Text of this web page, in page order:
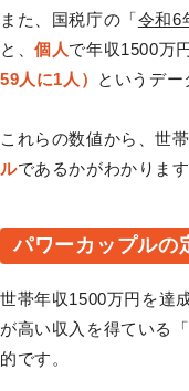
また、国税庁の「令和6
と、個人で年収1500万
59人に1人）
というデー
これらの数値から、世
ルであるかがわかります
パワーカップルの
世帯年収1500万円を達
が高い収入を得ている「
的です。